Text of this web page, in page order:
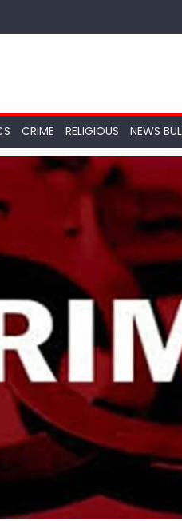
CRIME RELIGIOUS NEWS